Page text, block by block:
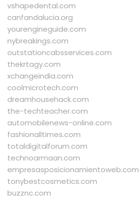
vshapedental.com
canfandalucia.org
yourengineguide.com
nybreakings.com
outstationcabsservices.com
thekrtagy.com
xchangeindia.com
coolmicrotech.com
dreamhousehack.com
the-techteacher.com
automobilenews-online.com
fashionalltimes.com
totaldigitalforum.com
technoarmaan.com
empresasposicionamientoweb.com
tonybestcosmetics.com
buzznc.com